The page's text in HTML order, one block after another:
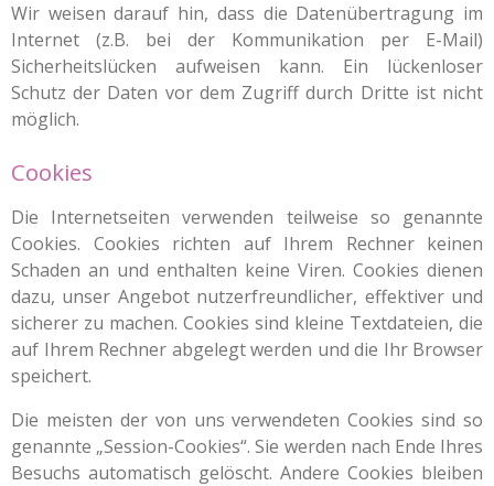
Wir weisen darauf hin, dass die Datenübertragung im
Internet (z.B. bei der Kommunikation per E-Mail)
Sicherheitslücken aufweisen kann. Ein lückenloser
Schutz der Daten vor dem Zugriff durch Dritte ist nicht
möglich.
Cookies
Die Internetseiten verwenden teilweise so genannte
Cookies. Cookies richten auf Ihrem Rechner keinen
Schaden an und enthalten keine Viren. Cookies dienen
dazu, unser Angebot nutzerfreundlicher, effektiver und
sicherer zu machen. Cookies sind kleine Textdateien, die
auf Ihrem Rechner abgelegt werden und die Ihr Browser
speichert.
Die meisten der von uns verwendeten Cookies sind so
genannte „Session-Cookies“. Sie werden nach Ende Ihres
Besuchs automatisch gelöscht. Andere Cookies bleiben